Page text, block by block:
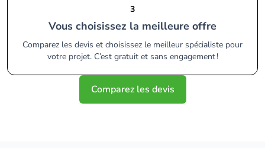
3
Vous choisissez la meilleure offre
Comparez les devis et choisissez le meilleur spécialiste pour
votre projet. C’est gratuit et sans engagement !
Comparez les devis